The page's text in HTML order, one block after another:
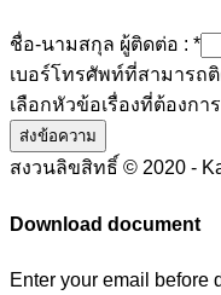
ชื่อ-นามสกุล ผู้ติดต่อ : *
เบอร์โทรศัพท์ที่สามารถ
เลือกหัวข้อเรื่องที่ต้องกา
ส่งข้อความ
สงวนลิขสิทธิ์ © 2020 -
Download document
Enter your email before